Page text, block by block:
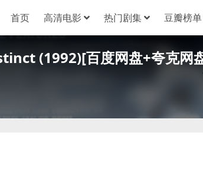
首页 高清电影 热门剧集 豆瓣榜单
(1992)[百度网盘+夸克网